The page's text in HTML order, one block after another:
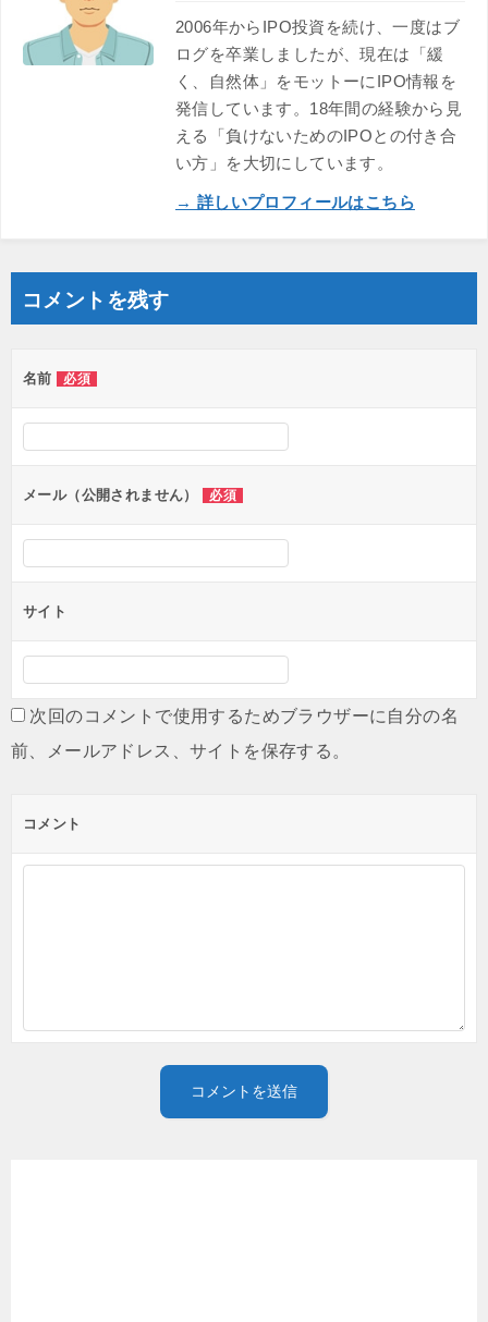
2006年からIPO投資を続け、一度はブ
ログを卒業しましたが、現在は「緩
く、自然体」をモットーにIPO情報を
発信しています。18年間の経験から見
える「負けないためのIPOとの付き合
い方」を大切にしています。
→ 詳しいプロフィールはこちら
コメントを残す
名前 必須
メール（公開されません） 必須
サイト
次回のコメントで使用するためブラウザーに自分の名
前、メールアドレス、サイトを保存する。
コメント